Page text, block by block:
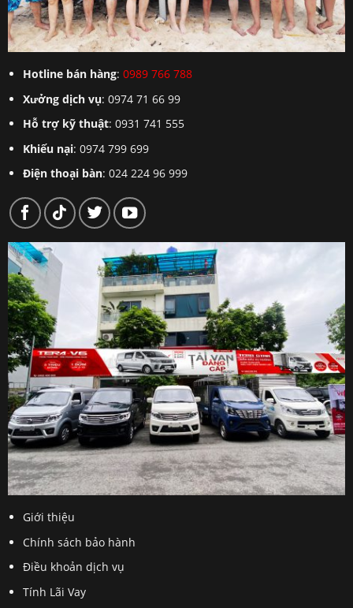
Hotline bán hàng: 0989 766 788
Xưởng dịch vụ: 0974 71 66 99
Hỗ trợ kỹ thuật: 0931 741 555
Khiếu nại: 0974 799 699
Điện thoại bàn: 024 224 96 999
Giới thiệu
Chính sách bảo hành
Điều khoản dịch vụ
Tính Lãi Vay